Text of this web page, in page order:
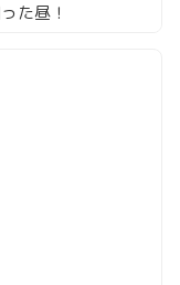
た昼！